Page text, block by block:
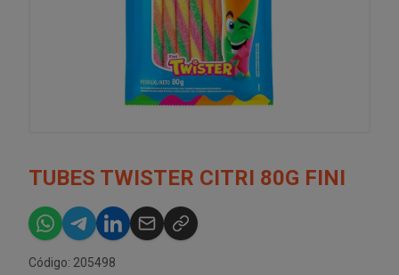
TUBES TWISTER CITRI 80G FINI
Código: 205498